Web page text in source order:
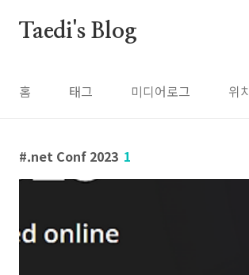
Taedi's Blog
홈 태그 미디어로그 위
.net Conf 2023 1